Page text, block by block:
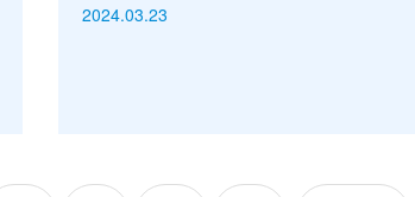
2024.03.23